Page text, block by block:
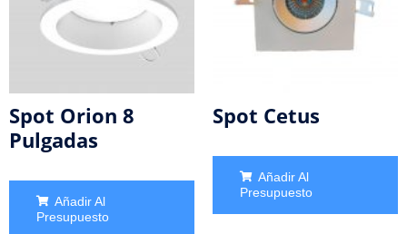
Spot Orion 8
Pulgadas
Añadir Al
Presupuesto
Spot Cetus
Añadir Al
Presupuesto